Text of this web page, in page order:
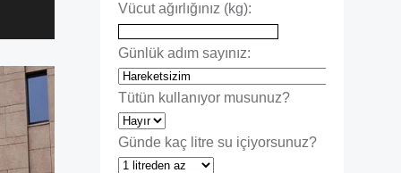
Vücut ağırlığınız (kg):
Günlük adım sayınız:
Tütün kullanıyor musunuz?
Günde kaç litre su içiyorsunuz?